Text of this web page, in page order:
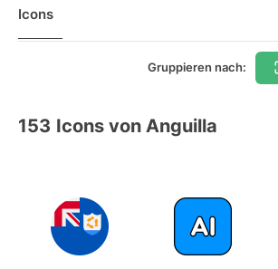
Icons
Gruppieren nach:
153 Icons von Anguilla